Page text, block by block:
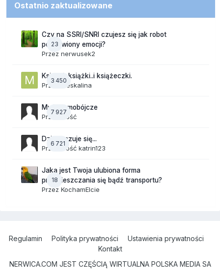
Ostatnio zaktualizowane
23
Czy na SSRI/SNRI czujesz się jak robot
pozbawiony emocji?
Przez nerwusek2
3 450
Książki, książki..i książeczki.
Przezmeskalina
7 927
Myśli samobójcze
Przez Gość
6 721
Dzisiaj czuje się...
Przez Gość katrin123
18
Jaka jest Twoja ulubiona forma
przemieszczania się bądź transportu?
Przez KochamElcie
Regulamin Polityka prywatności
Ustawienia prywatności
Kontakt
NERWICA.COM JEST CZĘŚCIĄ WIRTUALNA POLSKA MEDIA SA